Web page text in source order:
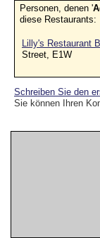
Personen, denen '
diese Restaurants:
Lilly's Restaurant
Street, E1W
Schreiben Sie den
Sie können Ihren